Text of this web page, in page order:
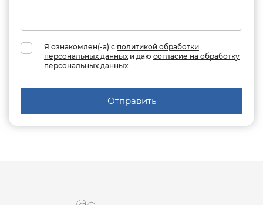
Я ознакомлен(-а) с политикой обработки
персональных данных и даю согласие на обработку
персональных данных
Отправить